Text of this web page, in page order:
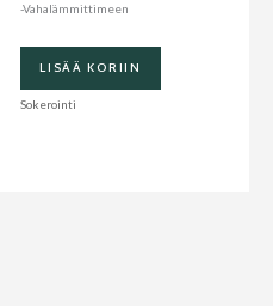
-Vahalämmittimeen
LISÄÄ KORIIN
Sokerointi